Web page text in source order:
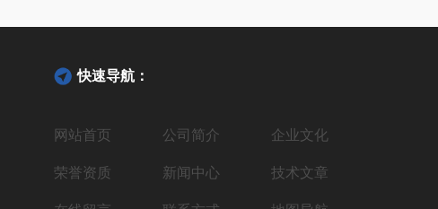
快速导航：
网站首页 公司简介 企业文化
荣誉资质 新闻中心 技术文章